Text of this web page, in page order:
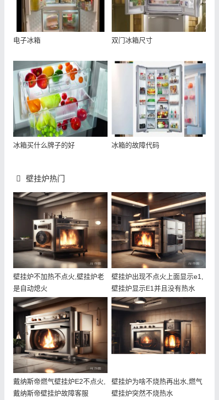
电子冰箱 双门冰箱尺寸
冰箱买什么牌子的好 冰箱的故障代码
壁挂炉热门
壁挂炉不加热不点火,壁挂炉老
是自动熄火
壁挂炉出现不点火上面显示e1,
壁挂炉显示E1并且没有热水
戴纳斯帝燃气壁挂炉E2不点火,
戴纳斯帝壁挂炉故障客服
壁挂炉为啥不烧热再出水,燃气
壁挂炉突然不烧热水